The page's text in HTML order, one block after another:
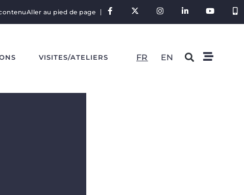
Aller au pied de page
VISITES/ATELIERS FR EN